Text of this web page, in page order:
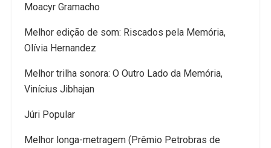
Moacyr Gramacho
Melhor edição de som: Riscados pela Memória,
Olívia Hernandez
Melhor trilha sonora: O Outro Lado da Memória,
Vinícius Jibhajan
Júri Popular
Melhor longa-metragem (Prêmio Petrobras de